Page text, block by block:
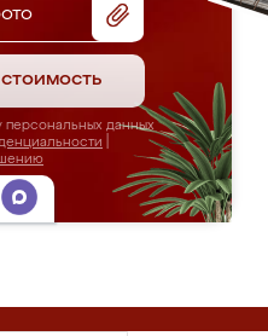
персональных данных